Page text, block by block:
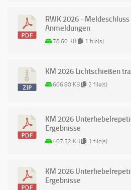
RWK 2026 -
Anmeldungen
78.60 KB 1 file(s)
KM 2026 Lichtschießen
606.80 KB 2 file(s)
KM 2026
Ergebnisse
407.52 KB 1 file(s)
KM 2026
Ergebnisse